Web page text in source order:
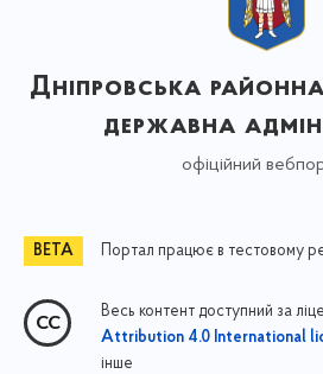
Дніпровська районна
державна
офіційний
Портал працює в тестовому
Весь контент доступний за
Attribution 4.0 International
інше